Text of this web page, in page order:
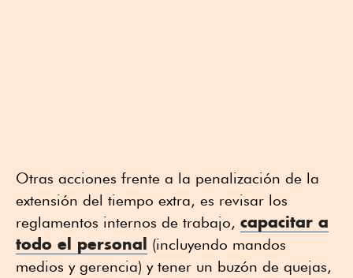
Otras acciones frente a la penalización de la
extensión del tiempo extra, es revisar los
reglamentos internos de trabajo, capacitar a
todo el personal (incluyendo mandos
medios y gerencia) y tener un buzón de quejas,